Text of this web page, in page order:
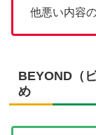
他悪い内容
BEYOND（
め